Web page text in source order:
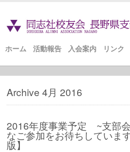
ホーム 活動報告 入会案内 リンク
Archive 4月 2016
2016年度事業予定 ~支部
なご参加をお待ちしてい
版】